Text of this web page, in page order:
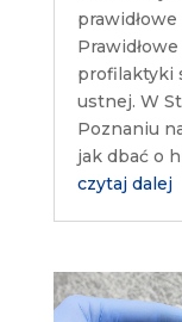
profilaktyki
ustnej. W
Poznaniu
jak dbać o
czytaj dalej